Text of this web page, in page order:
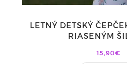
LETNÝ DETSKÝ
RIASENÝM
15,90€